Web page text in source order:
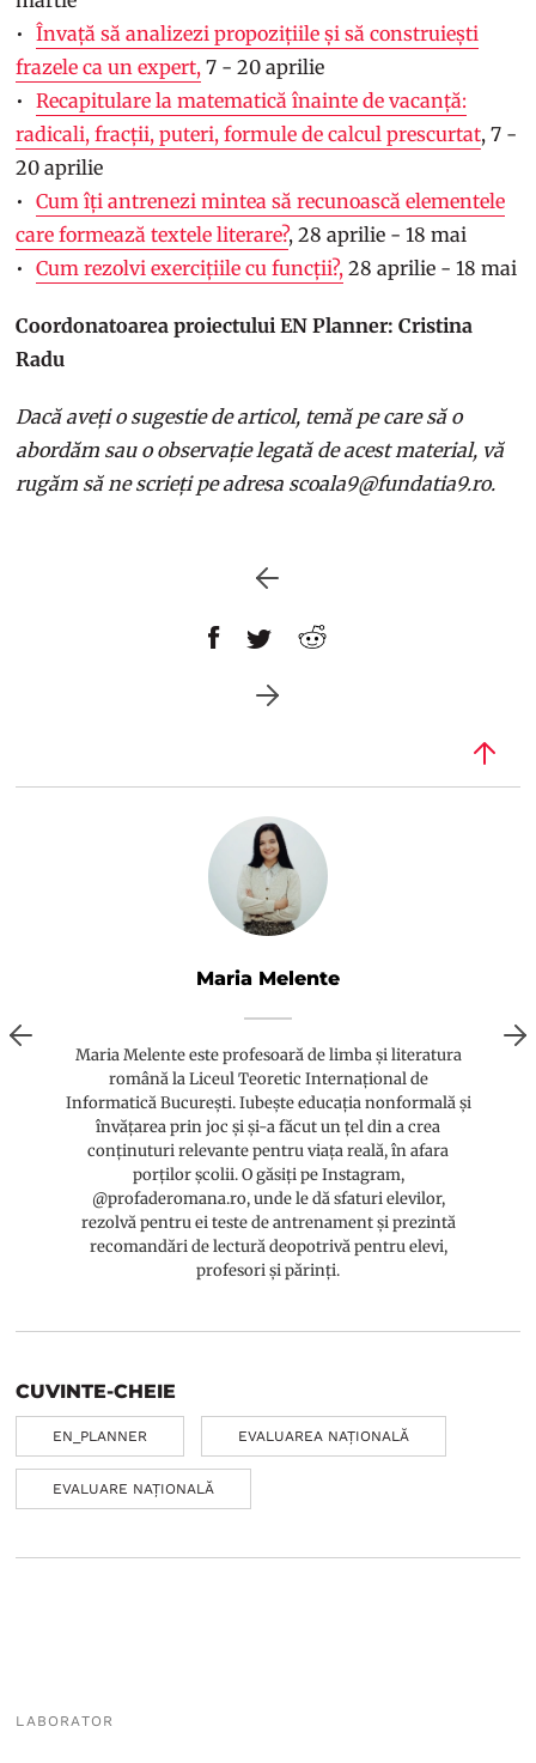
Învață să analizezi propozițiile și să construiești
frazele ca un expert, 7 - 20 aprilie
Recapitulare la matematică înainte de vacanță:
radicali, fracții, puteri, formule de calcul prescurtat, 7 -
20 aprilie
Cum îți antrenezi mintea să recunoască elementele
care formează textele literare?, 28 aprilie - 18 mai
Cum rezolvi exercițiile cu funcții?, 28 aprilie - 18 mai
Coordonatoarea proiectului EN Planner: Cristina
Radu
Dacă aveți o sugestie de articol, temă pe care să o
abordăm sau o observație legată de acest material, vă
rugăm să ne scrieți pe adresa scoala9@fundatia9.ro.
Maria Melente
Maria Melente este profesoară de limba și literatura
română la Liceul Teoretic Internațional de
Informatică București. Iubește educația nonformală și
învățarea prin joc și și-a făcut un țel din a crea
conținuturi relevante pentru viața reală, în afara
porților școlii. O găsiți pe Instagram,
@profaderomana.ro, unde le dă sfaturi elevilor,
rezolvă pentru ei teste de antrenament și prezintă
recomandări de lectură deopotrivă pentru elevi,
profesori și părinți.
CUVINTE-CHEIE
EN_PLANNER EVALUAREA NAȚIONALĂ
EVALUARE NAȚIONALĂ
LABORATOR